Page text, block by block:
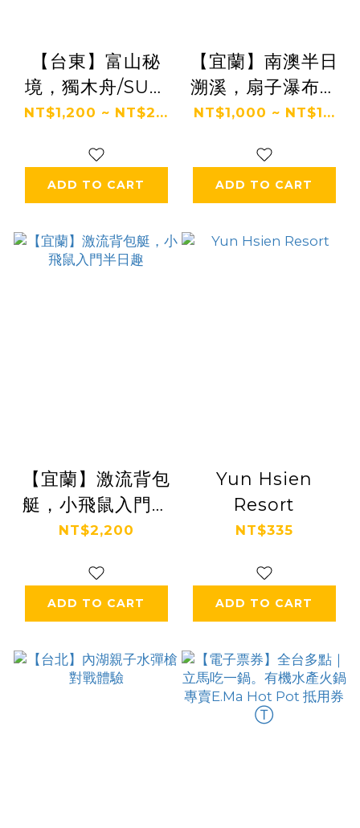
【台東】富山秘
境，獨木舟/SUP/
浮潛 體驗
NT$1,200 ~ NT$2...
ADD TO CART
【宜蘭】南澳半日
溯溪，扇子瀑布鹿
皮溪無名溪任遨遊
NT$1,000 ~ NT$1...
ADD TO CART
【宜蘭】激流背包
艇，小飛鼠入門半
日趣
NT$2,200
ADD TO CART
Yun Hsien
Resort
NT$335
ADD TO CART